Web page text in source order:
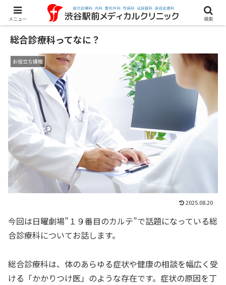
総合診療科ってなに？
お役立ち情報
2025.08.20
今回は日曜劇場”１９番目のカルテ”で話題になっている総
合診療科についてお話します。
総合診療科は、体のあらゆる症状や健康の相談を幅広く受
ける「かかりつけ医」のような存在です。症状の原因を丁
メニュー 検索